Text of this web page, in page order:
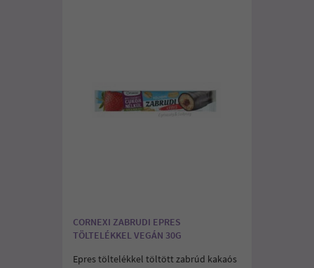
CORNEXI ZABRUDI EPRES
TÖLTELÉKKEL VEGÁN 30G
Epres töltelékkel töltött zabrúd kakaós